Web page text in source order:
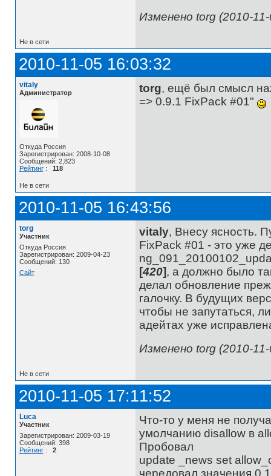
Изменено torg (2010-
Не в сети
2010-11-05 16:03:32
vitaly
Администратор
Откуда Россия
Зарегистрирован: 2008-10-08
Сообщений: 2,823
Рейтинг: 118
torg, ещё был смысл
=> 0.9.1 FixPack #01"
Не в сети
2010-11-05 16:43:56
torg
Участник
Откуда Россия
Зарегистрирован: 2009-04-23
Сообщений: 130
Сайт
vitaly, Внесу ясность.
FixPack #01 - это уже
[420], а должно было
делал обновление
галочку. В будущих
чтобы не запутаться,
адейтах уже
Изменено torg (2010-
Не в сети
2010-11-05 17:11:52
Luca
Участник
Зарегистрирован: 2009-03-19
Сообщений: 398
Рейтинг: 2
Что-то у меня не
умолчанию disallow в
Пробовал
update _news set
чередовал значения 0